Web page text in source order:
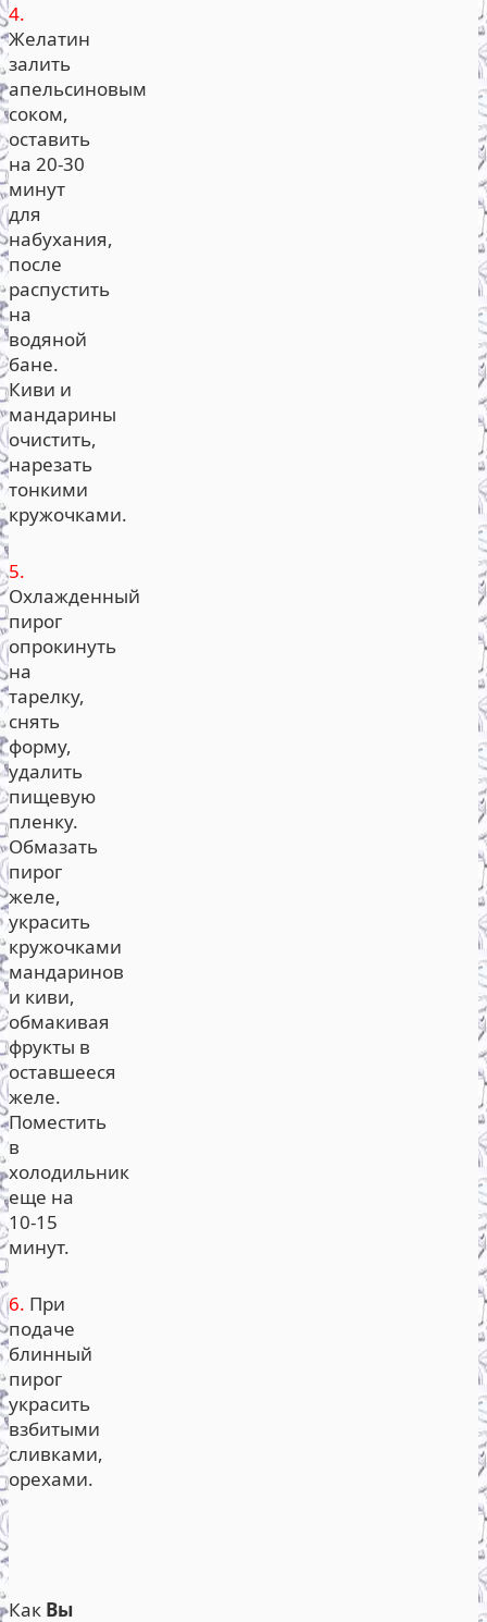
4.
Желатин
залить
апельсиновым
соком,
оставить
на 20-30
минут
для
набухания,
после
распустить
на
водяной
бане.
Киви и
мандарины
очистить,
нарезать
тонкими
кружочками.
5.
Охлажденный
пирог
опрокинуть
на
тарелку,
снять
форму,
удалить
пищевую
пленку.
Обмазать
пирог
желе,
украсить
кружочками
мандаринов
и киви,
обмакивая
фрукты в
оставшееся
желе.
Поместить
в
холодильник
еще на
10-15
минут.
6. При
подаче
блинный
пирог
украсить
взбитыми
сливками,
орехами.
Как Вы